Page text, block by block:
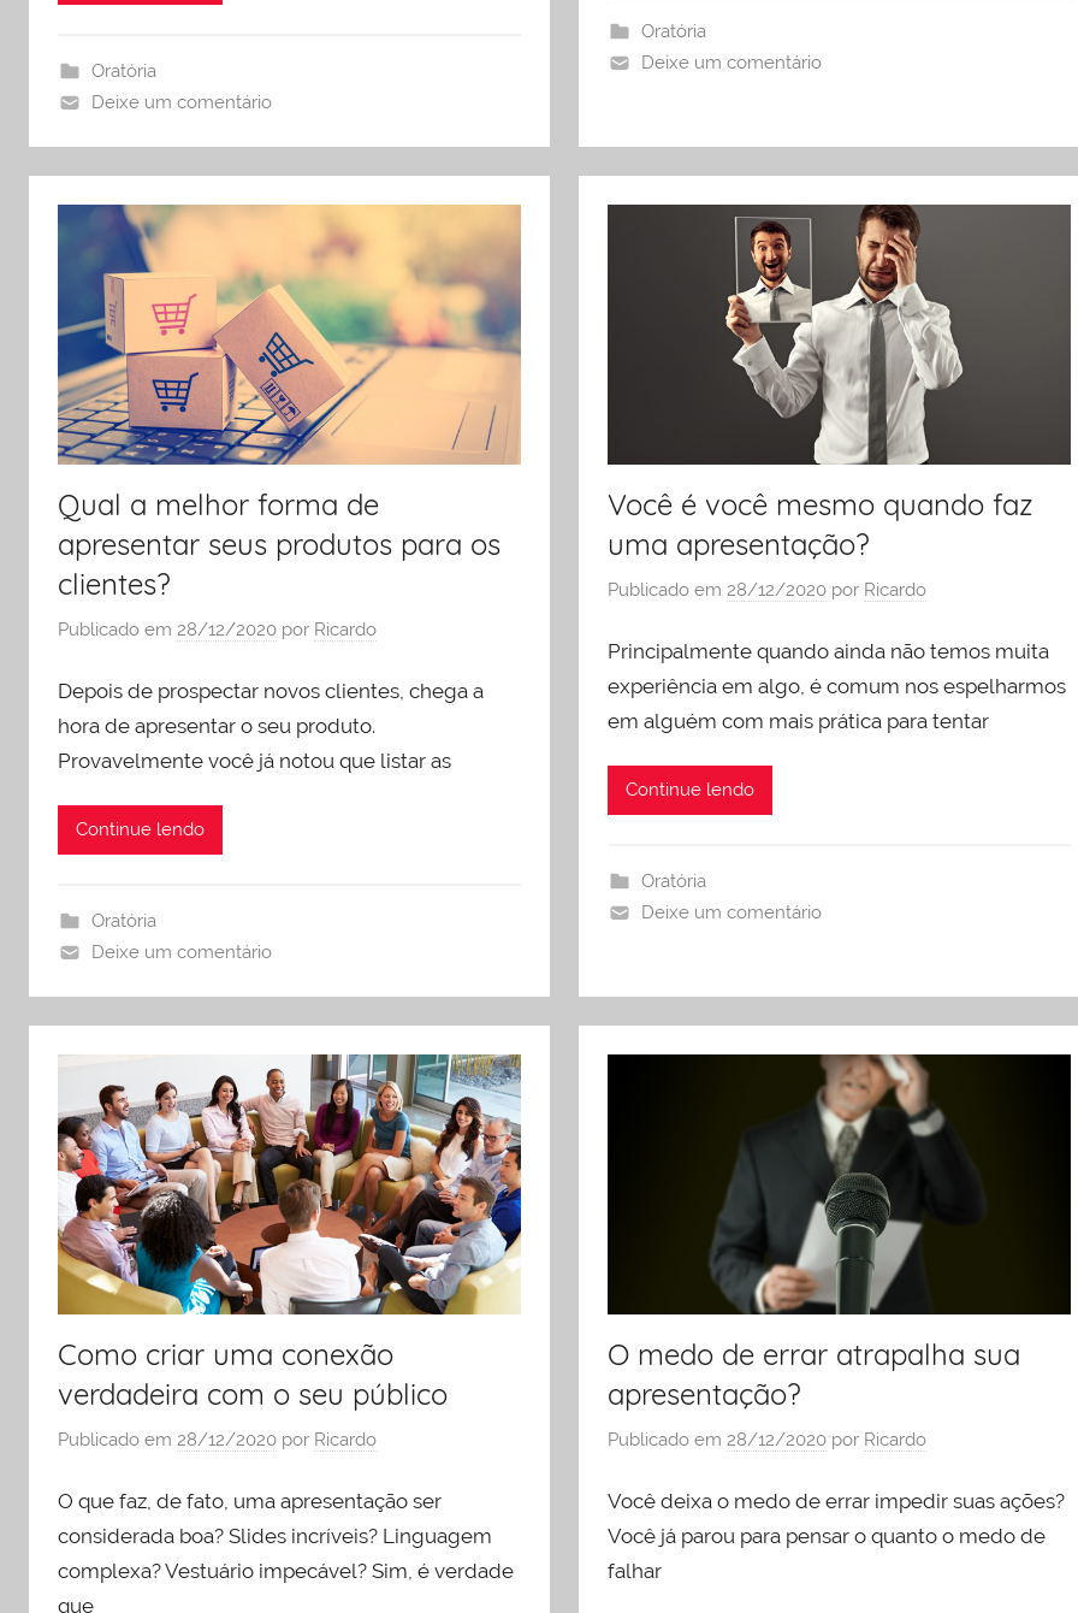
Oratória
Deixe um comentário
Oratória
Deixe um comentário
Qual a melhor forma de
apresentar seus produtos para os
clientes?
Publicado em 28/12/2020 por Ricardo
Depois de prospectar novos clientes, chega a
hora de apresentar o seu produto.
Provavelmente você já notou que listar as
Continue lendo
Oratória
Deixe um comentário
Você é você mesmo quando faz
uma apresentação?
Publicado em28/12/2020 por Ricardo
Principalmente quando ainda não temos muita
experiência em algo, é comum nos espelharmos
em alguém com mais prática para tentar
Continue lendo
Oratória
Deixe um comentário
Como criar uma conexão
verdadeira com o seu público
Publicado em 28/12/2020 por Ricardo
O que faz, de fato, uma apresentação ser
considerada boa? Slides incríveis? Linguagem
complexa? Vestuário impecável? Sim, é verdade
que
O medo de errar atrapalha sua
apresentação?
Publicado em28/12/2020 por Ricardo
Você deixa o medo de errar impedir suas ações?
Você já parou para pensar o quanto o medo de
falhar